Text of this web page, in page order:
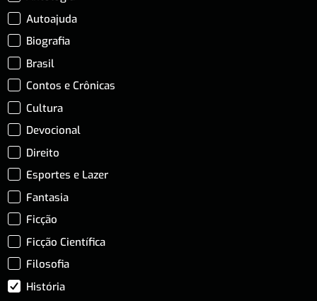
Autoajuda
Biografia
Brasil
Contos e Crônicas
Cultura
Devocional
Direito
Esportes e Lazer
Fantasia
Ficção
Ficção Científica
Filosofia
História